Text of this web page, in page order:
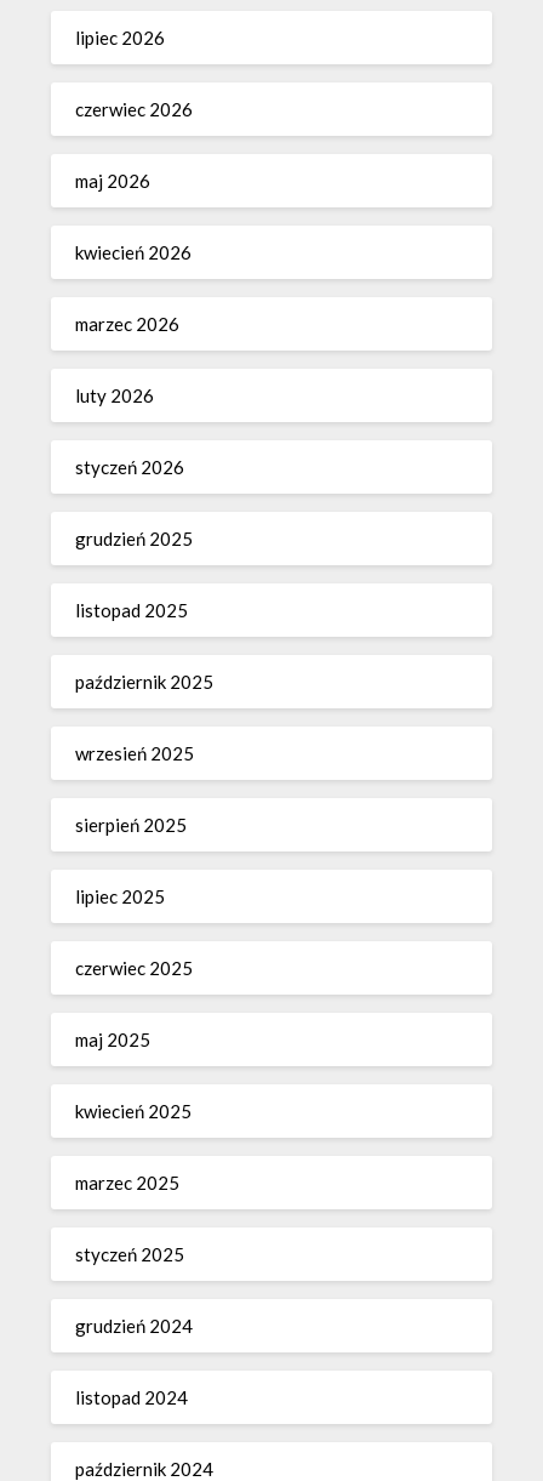
lipiec 2026
czerwiec 2026
maj 2026
kwiecień 2026
marzec 2026
luty 2026
styczeń 2026
grudzień 2025
listopad 2025
październik 2025
wrzesień 2025
sierpień 2025
lipiec 2025
czerwiec 2025
maj 2025
kwiecień 2025
marzec 2025
styczeń 2025
grudzień 2024
listopad 2024
październik 2024